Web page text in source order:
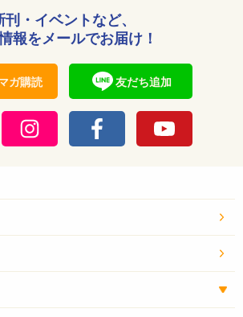
刊・イベントなど、
報をメールでお届け！
ガ購読 友だち追加